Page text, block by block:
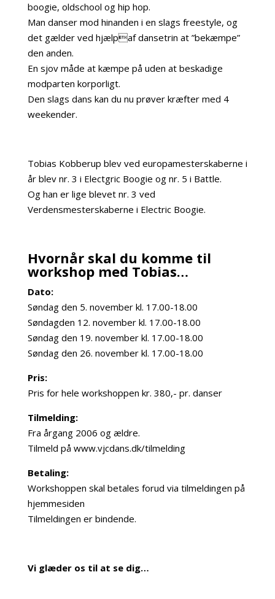
boogie, oldschool og hip hop.
Man danser mod hinanden i en slags freestyle, og
det gælder ved hjælpaf dansetrin at ”bekæmpe”
den anden.
En sjov måde at kæmpe på uden at beskadige
modparten korporligt.
Den slags dans kan du nu prøver kræfter med 4
weekender.
Tobias Kobberup blev ved europamesterskaberne i
år blev nr. 3 i Electgric Boogie og nr. 5 i Battle.
Og han er lige blevet nr. 3 ved
Verdensmesterskaberne i Electric Boogie.
Hvornår skal du komme til
workshop med Tobias…
Dato:
Søndag den 5. november kl. 17.00-18.00
Søndagden 12. november kl. 17.00-18.00
Søndag den 19. november kl. 17.00-18.00
Søndag den 26. november kl. 17.00-18.00
Pris:
Pris for hele workshoppen kr. 380,- pr. danser
Tilmelding:
Fra årgang 2006 og ældre.
Tilmeld på www.vjcdans.dk/tilmelding
Betaling:
Workshoppen skal betales forud via tilmeldingen på
hjemmesiden
Tilmeldingen er bindende.
Vi glæder os til at se dig…